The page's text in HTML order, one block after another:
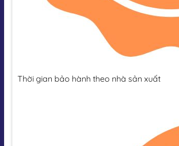
Thời gian bảo hành theo nhà sản xuất